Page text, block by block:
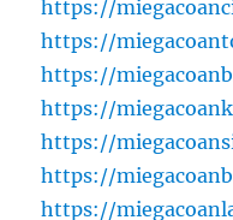
https://
https://
https://
https://
https://
https://
https://